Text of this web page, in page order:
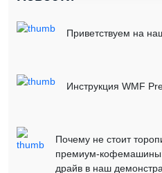
Приветствуем на
Инструкция WMF
Почему не стоит
премиум-
драйв в наш